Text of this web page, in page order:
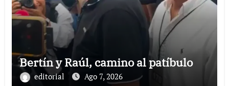
Bertín y Raúl, camino al patíbulo
editorial Ago 7, 2026